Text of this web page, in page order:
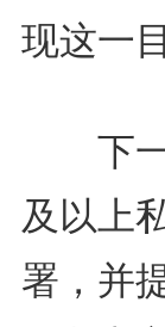
现这一
下一
及以上
署，并